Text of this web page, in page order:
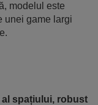
modelul este
unei game largi
spațiului, robust